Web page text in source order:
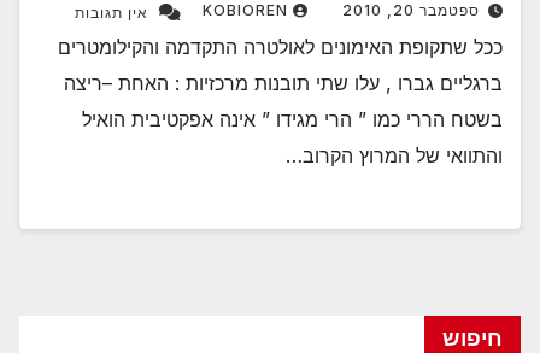
ספטמבר 20, 2010 KOBIOREN אין תגובות
ככל שתקופת האימונים לאולטרה התקדמה והקילומטרים
ברגליים גברו , עלו שתי תובנות מרכזיות : האחת –ריצה
בשטח הררי כמו ” הרי מגידו ” אינה אפקטיבית הואיל
והתוואי של המרוץ הקרוב…
חיפוש